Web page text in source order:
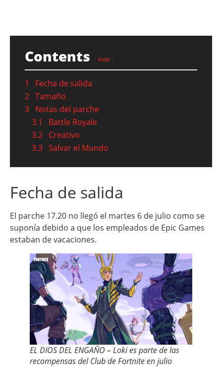
Contents hide
1
Fecha de salida
2 Tamaño
3 Notas del parche
3.1
Battle Royale
3.2 Creativo
3.3 Salvar el Mundo
Fecha de salida
El parche 17.20 no llegó el martes 6 de julio como se
suponía debido a que los empleados de Epic Games
estaban de vacaciones.
EL DIOS DEL ENGAÑO – Loki es parte de las
recompensas del Club de Fortnite en julio